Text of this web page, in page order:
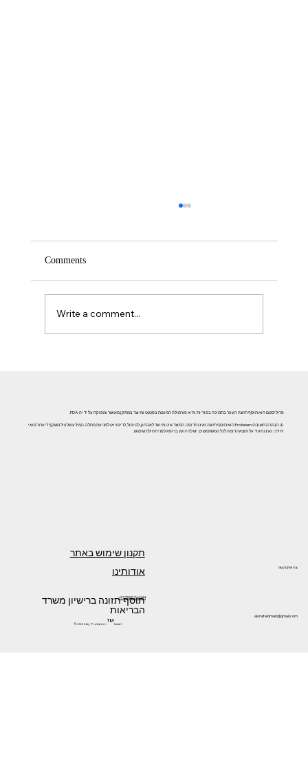
Comments
Write a comment...
©2024 by Prolistem™Israel
פרוליסטם הוא תוסף תזונה העוזר בתמיכה בפוריות והיא פורמולה המוגנת בפטנט ומיוצר במתקן מאושר ומפוקח על ידי ה-FDA.
⚠️ הבהרה חשובה: Prolistem הוא תוסף תזונה ואינו תרופה. המוצר אינו מיועד לאבחון, לטיפול, לריפוי או למניעת מחלה. המידע שלעיל משקף דיווח רפואי
יחידני, ואינו מעיד על תוצאה דומה לכל המשתמשים. יש להיוועץ ברופא לפני תחילת שימוש.
אודותינו
תקנון שימוש באתר
תוסף תזונה ברישיון משרד
הבריאות alonafeldman@gmail.com
צרו איתנו קשר
+972505266144